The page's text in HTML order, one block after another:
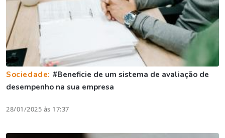
Sociedade: #Beneficie de um sistema de avaliação de
desempenho na sua empresa
28/01/2025 às 17:37